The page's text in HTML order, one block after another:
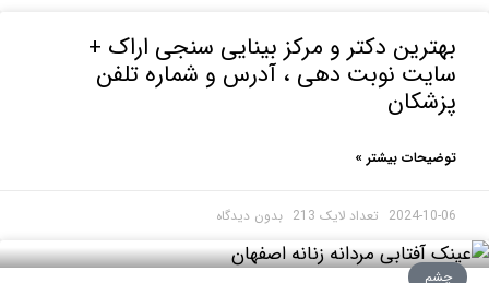
دکتر و مرکز بینایی سنجی اراک +
نوبت دهی ، آدرس و شماره تلفن
بیشتر »
2024- بدون دیدگاه